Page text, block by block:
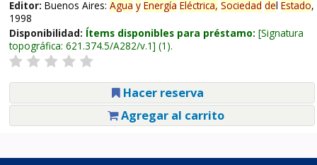
Editor: Buenos Aires: Agua y Energía Eléctrica, Sociedad del Estado,
1998
Disponibilidad: Ítems disponibles para préstamo: Signatura
topográfica: 621.374.5/A282/v.1 (1).
Hacer reserva
Agregar al carrito